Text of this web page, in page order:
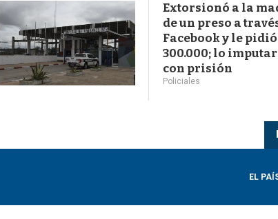
Extorsionó a la
de un preso a
Facebook y le pidió
300.000; lo
con prisión
Policiales
EL